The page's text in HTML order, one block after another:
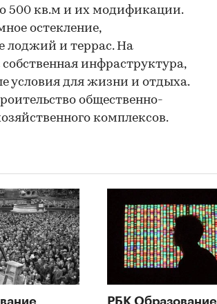
500 кв.м и их модификации.
остекление,
лоджий и террас. На
инфраструктура,
условия для жизни и отдыха.
общественно-
комплексов.
РБК Образование